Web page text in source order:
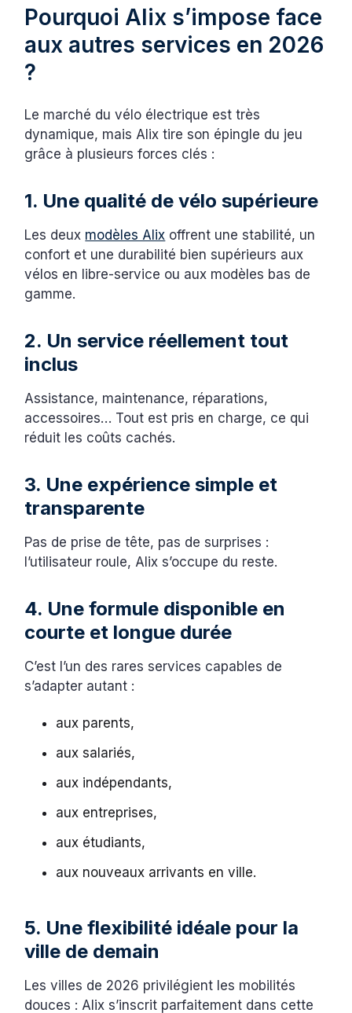
Pourquoi Alix s’impose face
aux autres services en 2026
?
Le marché du vélo électrique est très
dynamique, mais Alix tire son épingle du jeu
grâce à plusieurs forces clés :
1. Une qualité de vélo supérieure
Les deux modèles Alix offrent une stabilité, un
confort et une durabilité bien supérieurs aux
vélos en libre-service ou aux modèles bas de
gamme.
2. Un service réellement tout
inclus
Assistance, maintenance, réparations,
accessoires… Tout est pris en charge, ce qui
réduit les coûts cachés.
3. Une expérience simple et
transparente
Pas de prise de tête, pas de surprises :
l’utilisateur roule, Alix s’occupe du reste.
4. Une formule disponible en
courte et longue durée
C’est l’un des rares services capables de
s’adapter autant :
aux parents,
aux salariés,
aux indépendants,
aux entreprises,
aux étudiants,
aux nouveaux arrivants en ville.
5. Une flexibilité idéale pour la
ville de demain
Les villes de 2026 privilégient les mobilités
douces : Alix s’inscrit parfaitement dans cette